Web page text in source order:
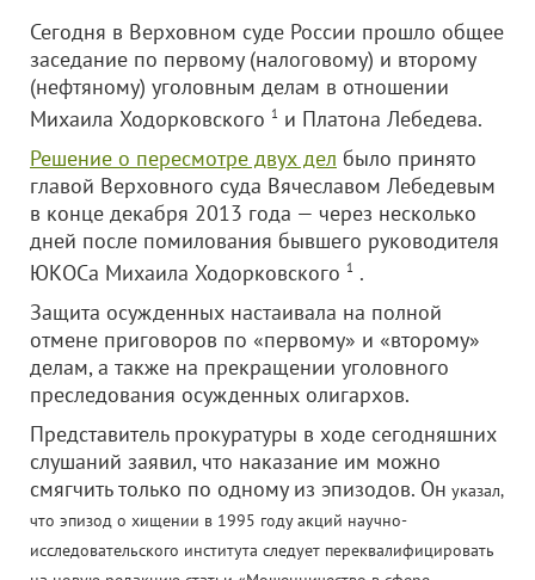
Сегодня в Верховном суде России прошло общее
заседание по первому (налоговому) и второму
(нефтяному) уголовным делам в отношении
Михаила Ходорковского 1 и Платона Лебедева.
Решение о пересмотре двух дел было принято
главой Верховного суда Вячеславом Лебедевым
в конце декабря 2013 года — через несколько
дней после помилования бывшего руководителя
ЮКОСа Михаила Ходорковского 1 .
Защита осужденных настаивала на полной
отмене приговоров по «первому» и «второму»
делам, а также на прекращении уголовного
преследования осужденных олигархов.
Представитель прокуратуры в ходе сегодняшних
слушаний заявил, что наказание им можно
смягчить только по одному из эпизодов. Он указал,
что эпизод о хищении в 1995 году акций научно-
исследовательского института следует переквалифицировать